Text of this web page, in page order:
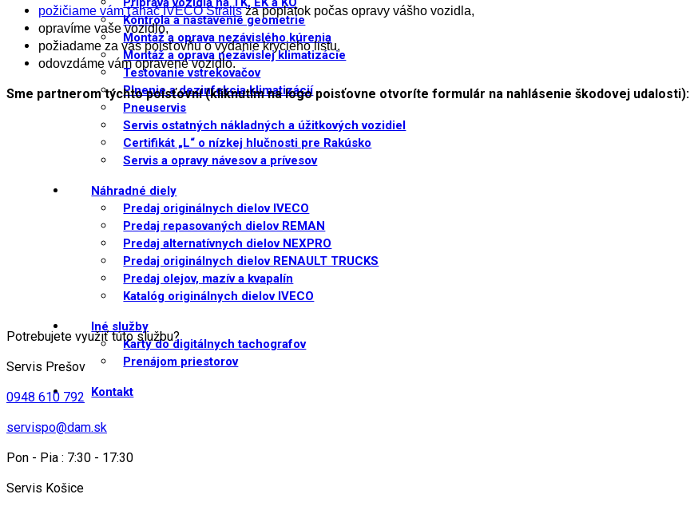
Kontrola a nastavenie geometrie
Montáž a oprava nezávislého kúrenia
Montáž a oprava nezávislej klimatizácie
Testovanie vstrekovačov
Plnenie a dezinfekcia klimatizácií
Pneuservis
Servis ostatných nákladných a úžitkových vozidiel
Certifikát „L“ o nízkej hlučnosti pre Rakúsko
Servis a opravy návesov a prívesov
Náhradné diely
Predaj originálnych dielov IVECO
Predaj repasovaných dielov REMAN
Predaj alternatívnych dielov NEXPRO
Predaj originálnych dielov RENAULT TRUCKS
Predaj olejov, mazív a kvapalín
Katalóg originálnych dielov IVECO
Iné služby
Karty do digitálnych tachografov
Prenájom priestorov
Kontakt
požičiame vám ťahač IVECO Stralisza poplatok počas opravy vášho vozidla,
opravíme vaše vozidlo,
požiadame za vás poisťovňu o vydanie krycieho listu,
odovzdáme vám opravené vozidlo.
Sme partnerom týchto poisťovní (kliknutím na logo poisťovne otvoríte formulár na nahlásenie škodovej udalosti):
Potrebujete využiť túto službu?
Servis Prešov
0948 610 792
servispo@dam.sk
Pon - Pia : 7:30 - 17:30
Servis Košice